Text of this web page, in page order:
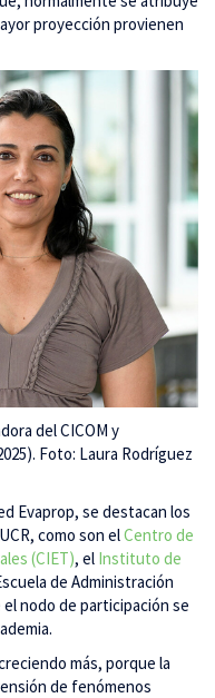
proyección provienen
del CICOM y
Foto: Laura Rodríguez
Evaprop, se destacan los
como son elCentro de
(CIET), el Instituto de
de Administración
nodo de participación se
más, porque la
de fenómenos